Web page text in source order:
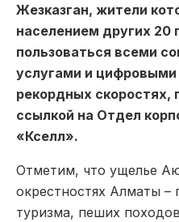
Жезказган, жители
населением других 20
пользоваться всеми
услугами и цифровыми
рекордных скоростях,
ссылкой на Отдел
«Кселл».
Отметим, что ущелье
окрестностях Алматы –
туризма, пеших